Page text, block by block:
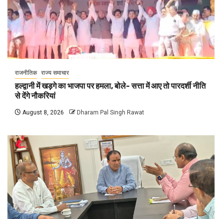
राजनीतिक राज्य समाचार
हल्द्वानी में खड़गे का भाजपा पर हमला, बोले- सत्ता में आए तो पारदर्शी नीति
से देंगे नौकरियां
August 8, 2026 Dharam Pal Singh Rawat